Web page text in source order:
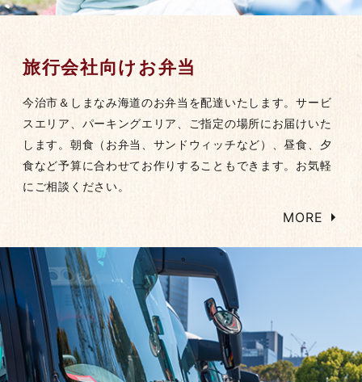
旅行会社向けお弁当
今治市＆しまなみ海道のお弁当を配達いたします。サービ
スエリア、パーキングエリア、ご指定の場所にお届けいた
します。朝食（お弁当、サンドウィッチなど）、昼食、夕
食など予算に合わせてお作りすることもできます。お気軽
にご相談ください。
MORE